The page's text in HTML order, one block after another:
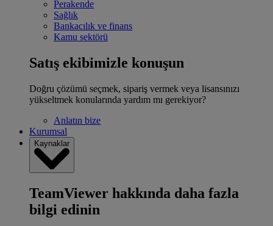
Perakende
Sağlık
Bankacılık ve finans
Kamu sektörü
Satış ekibimizle konuşun
Doğru çözümü seçmek, sipariş vermek veya lisansınızı
yükseltmek konularında yardım mı gerekiyor?
Anlatın bize
Kurumsal
Kaynaklar
TeamViewer hakkında daha fazla
bilgi edinin